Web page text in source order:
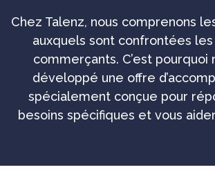
Chez Talenz, nous comprenons
auxquels sont confrontées
commerçants. C’est pourquoi
développé une offre
spécialement conçue pour
besoins spécifiques et vous